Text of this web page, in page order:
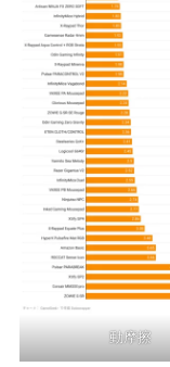
動摩擦